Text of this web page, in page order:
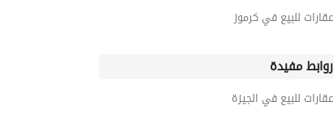
عقارات للبيع في كرموز
روابط مفيدة
عقارات للبيع في الجيزة